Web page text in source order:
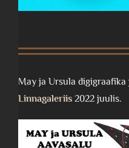
May ja Ursula
Linnagaleriis 2022 juulis.